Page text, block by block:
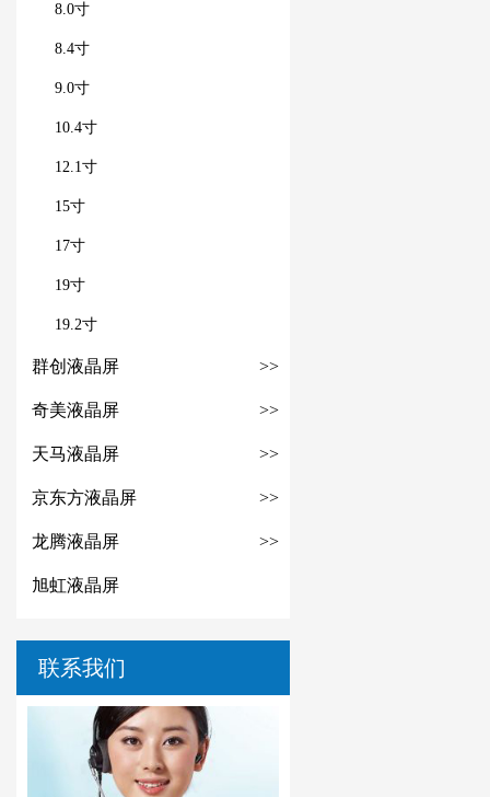
8.0寸
8.4寸
9.0寸
10.4寸
12.1寸
15寸
17寸
19寸
19.2寸
群创液晶屏 >>
奇美液晶屏 >>
天马液晶屏 >>
京东方液晶屏 >>
龙腾液晶屏 >>
旭虹液晶屏
联系我们